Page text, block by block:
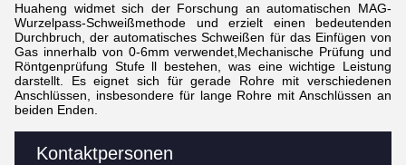
Kontaktpersonen
Huaheng widmet sich der Forschung an automatischen MAG-
Wurzelpass-Schweißmethode und erzielt einen bedeutenden
Durchbruch, der automatisches Schweißen für das Einfügen von
Gas innerhalb von 0-6mm verwendet,Mechanische Prüfung und
Röntgenprüfung Stufe ll bestehen, was eine wichtige Leistung
darstellt. Es eignet sich für gerade Rohre mit verschiedenen
Anschlüssen, insbesondere für lange Rohre mit Anschlüssen an
beiden Enden.